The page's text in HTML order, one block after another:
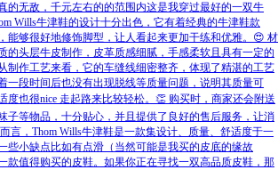
的无敌，千元左右的的范围内这是我穿过最好的一双牛
Wills牛津鞋的设计十分出色，它有着经典的牛津鞋款
能够很好地修饰脚型，让人看起来更加干练和优雅。😍 材
的头层牛皮制作，皮革质感细腻，手感柔软且具有一定的
制作工艺来看，它的车缝线细密整齐，体现了精湛的工艺
一段时间后也没有出现脱线等质量问题，说明其质量可
度也很nice 走起路来比较轻松。👏 购买时，商家还会附送
子等物品，十分贴心，并且提供了良好的售后服务，让消
言，Thom Wills牛津鞋是一款集设计、质量、舒适度于一
些小缺点比如有点滑（当然可能是我买的皮底的缘故
款值得购买的皮鞋。如果你正在寻找一双高品质皮鞋，那